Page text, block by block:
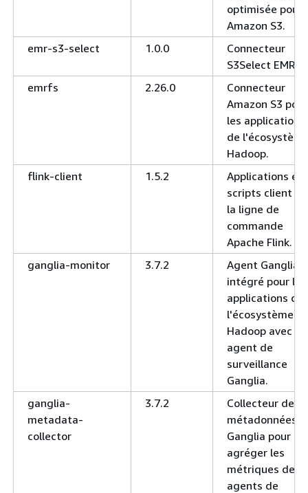
optimisée pour
Amazon S3.
emr-s3-select
1.0.0
Connecteur
S3Select EMR
emrfs
2.26.0
Connecteur
Amazon S3 pour
les applications
de
Hadoop.
flink-client
1.5.2
Applications et
scripts client de
la ligne de
commande
Apache Flink.
ganglia-monitor
3.7.2
Agent Ganglia
intégré pour les
applications de
l'écosystème
Hadoop avec
agent de
surveillance
Ganglia.
ganglia-
metadata-
collector
3.7.2
Collecteur de
métadonnées
Ganglia pour
agréger les
métriques des
agents de